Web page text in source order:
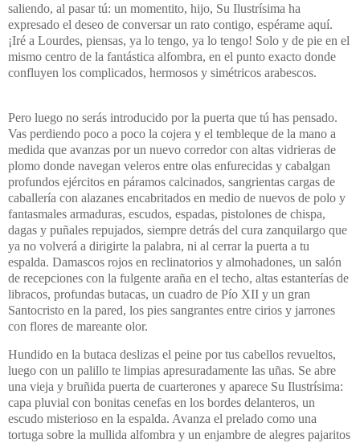
saliendo, al pasar tú: un momentito, hijo, Su Ilustrísima ha
expresado el deseo de conversar un rato contigo, espérame aquí.
¡Iré a Lourdes, piensas, ya lo tengo, ya lo tengo! Solo y de pie en el
mismo centro de la fantástica alfombra, en el punto exacto donde
confluyen los complicados, hermosos y simétricos arabescos.
Pero luego no serás introducido por la puerta que tú has pensado.
Vas perdiendo poco a poco la cojera y el tembleque de la mano a
medida que avanzas por un nuevo corredor con altas vidrieras de
plomo donde navegan veleros entre olas enfurecidas y cabalgan
profundos ejércitos en páramos calcinados, sangrientas cargas de
caballería con alazanes encabritados en medio de nuevos de polo y
fantasmales armaduras, escudos, espadas, pistolones de chispa,
dagas y puñales repujados, siempre detrás del cura zanquilargo que
ya no volverá a dirigirte la palabra, ni al cerrar la puerta a tu
espalda. Damascos rojos en reclinatorios y almohadones, un salón
de recepciones con la fulgente araña en el techo, altas estanterías de
libracos, profundas butacas, un cuadro de Pío XII y un gran
Santocristo en la pared, los pies sangrantes entre cirios y jarrones
con flores de mareante olor.
Hundido en la butaca deslizas el peine por tus cabellos revueltos,
luego con un palillo te limpias apresuradamente las uñas. Se abre
una vieja y bruñida puerta de cuarterones y aparece Su Ilustrísima:
capa pluvial con bonitas cenefas en los bordes delanteros, un
escudo misterioso en la espalda. Avanza el prelado como una
tortuga sobre la mullida alfombra y un enjambre de alegres pajaritos